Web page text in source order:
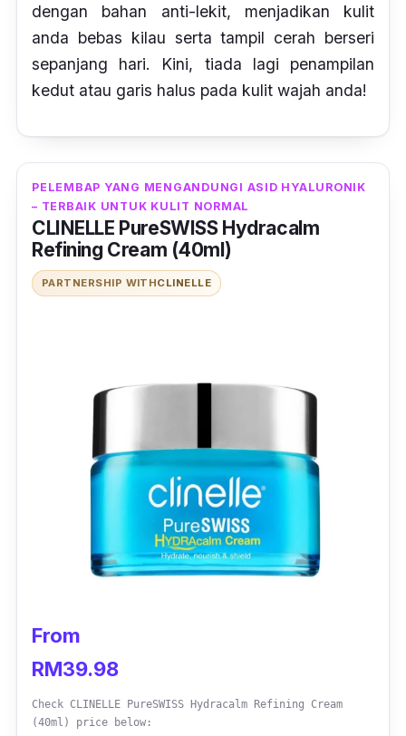
dengan bahan anti-lekit, menjadikan kulit
anda bebas kilau serta tampil cerah berseri
sepanjang hari. Kini, tiada lagi penampilan
kedut atau garis halus pada kulit wajah anda!
PELEMBAP YANG MENGANDUNGI ASID HYALURONIK
– TERBAIK UNTUK KULIT NORMAL
CLINELLE PureSWISS Hydracalm
Refining Cream (40ml)
PARTNERSHIP WITHCLINELLE
From
RM39.98
Check CLINELLE PureSWISS Hydracalm Refining Cream
(40ml) price below: